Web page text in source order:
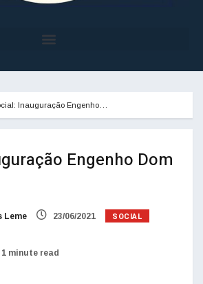
Inauguração Engenho…
Engenho Dom
Leme 23/06/2021 SOCIAL
1 minute read